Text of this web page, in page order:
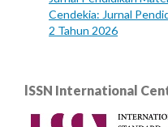
Cendekia: Jurnal
2 Tahun 2026
lSSN International